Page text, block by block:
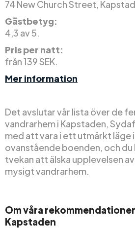
74 New Church Street,
Gästbetyg:
4,3 av 5.
Pris per natt:
från 139 SEK.
Mer information
Det avslutar vår lista över de
vandrarhem i Kapstaden,
med att vara i ett utmärkt läge
ovanstående boenden, och du
tvekan att älska upplevelsen
mysigt vandrarhem.
Om våra
Kapstaden